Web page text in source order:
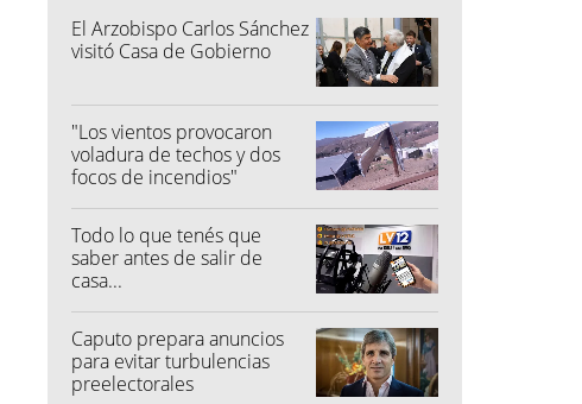
El Arzobispo Carlos Sánchez
visitó Casa de Gobierno
"Los vientos provocaron
voladura de techos y dos
focos de incendios"
Todo lo que tenés que
saber antes de salir de
casa...
Caputo prepara anuncios
para evitar turbulencias
preelectorales